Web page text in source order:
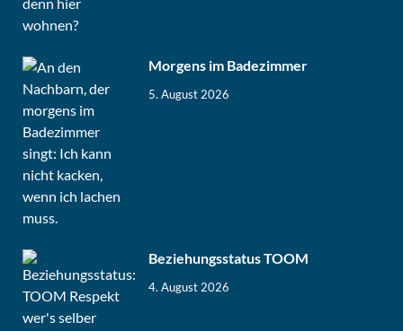
Morgens im Badezimmer
5. August 2026
Beziehungsstatus TOOM
4. August 2026